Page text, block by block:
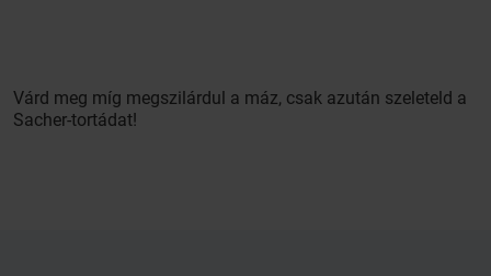
Várd meg míg megszilárdul a máz, csak azután szeleteld a
Sacher-tortádat!